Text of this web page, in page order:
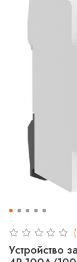
Устройство